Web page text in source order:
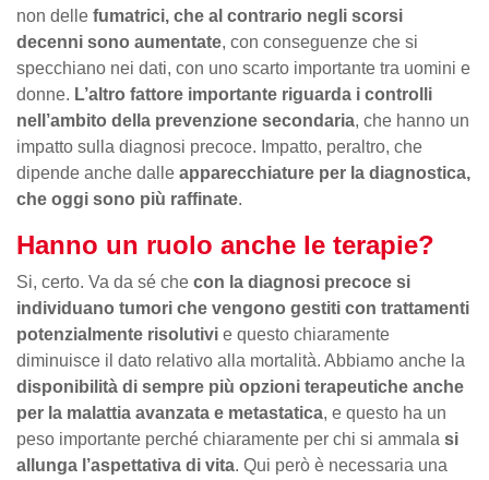
non delle fumatrici, che al contrario negli scorsi
decenni sono aumentate, con conseguenze che si
specchiano nei dati, con uno scarto importante tra uomini e
donne. L’altro fattore importante riguarda i controlli
nell’ambito della prevenzione secondaria, che hanno un
impatto sulla diagnosi precoce. Impatto, peraltro, che
dipende anche dalle apparecchiature per la diagnostica,
che oggi sono più raffinate.
Hanno un ruolo anche le terapie?
Si, certo. Va da sé che con la diagnosi precoce si
individuano tumori che vengono gestiti con trattamenti
potenzialmente risolutivi e questo chiaramente
diminuisce il dato relativo alla mortalità. Abbiamo anche la
disponibilità di sempre più opzioni terapeutiche anche
per la malattia avanzata e metastatica, e questo ha un
peso importante perché chiaramente per chi si ammala si
allunga l’aspettativa di vita. Qui però è necessaria una